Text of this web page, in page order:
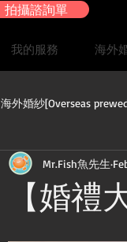
拍攝諮詢單
我的服務 海外
海外婚紗[Overseas
婚禮[Wedding]
【婚
Mr.Fish魚先生